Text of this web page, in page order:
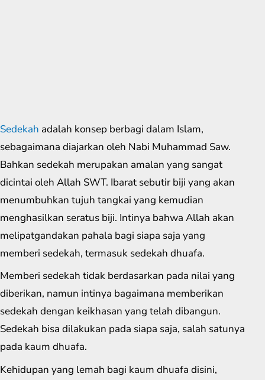
Sedekah adalah konsep berbagi dalam Islam,
sebagaimana diajarkan oleh Nabi Muhammad Saw.
Bahkan sedekah merupakan amalan yang sangat
dicintai oleh Allah SWT. Ibarat sebutir biji yang akan
menumbuhkan tujuh tangkai yang kemudian
menghasilkan seratus biji. Intinya bahwa Allah akan
melipatgandakan pahala bagi siapa saja yang
memberi sedekah, termasuk sedekah dhuafa.
Memberi sedekah tidak berdasarkan pada nilai yang
diberikan, namun intinya bagaimana memberikan
sedekah dengan keikhasan yang telah dibangun.
Sedekah bisa dilakukan pada siapa saja, salah satunya
pada kaum dhuafa.
Kehidupan yang lemah bagi kaum dhuafa disini,